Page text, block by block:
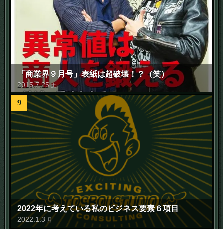
「商業界９月号」表紙は超破壊！？（笑）
2015.7.25 土
9
2022年に考えている私のビジネス要素６項目
2022 1.3 月